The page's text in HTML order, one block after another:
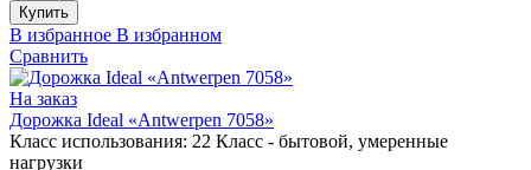
Купить
В избранное В избранном
Сравнить
На заказ
Дорожка Ideal «Antwerpen 7058»
Класс использования: 22 Класс - бытовой, умеренные
нагрузки